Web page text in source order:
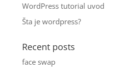
WordPress tutorial uvod
Šta je wordpress?
Recent posts
face swap